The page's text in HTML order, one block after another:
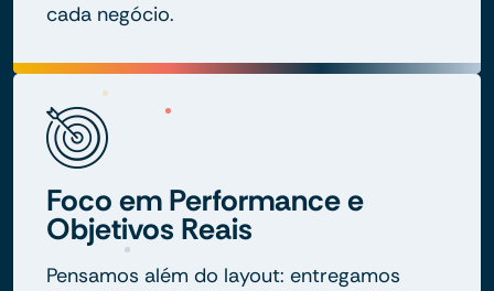
cada negócio.
Foco em Performance e
Objetivos Reais
Pensamos além do layout: entregamos